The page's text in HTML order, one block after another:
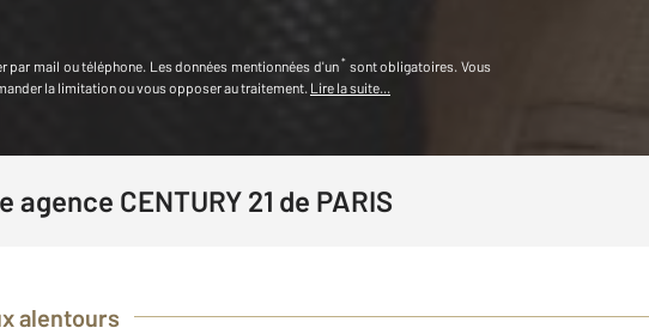
par mail ou téléphone Les données mentionnées d'un * sont obligatoires. Vous
la limitation ou vous opposer au traitement. Lire la suite...
agence CENTURY 21 de PARIS
alentours